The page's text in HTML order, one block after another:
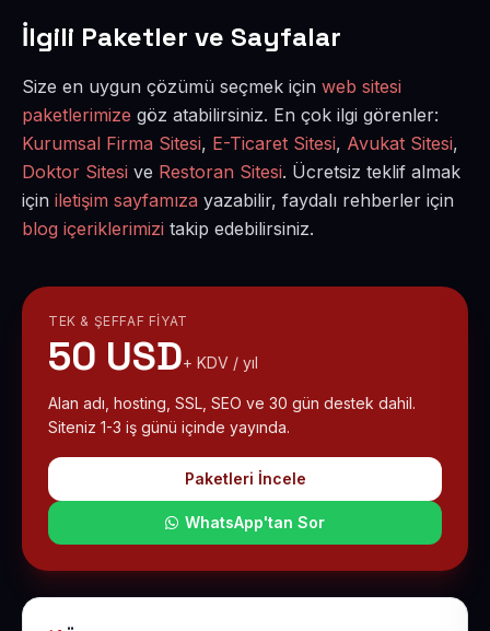
İlgili Paketler ve Sayfalar
Size en uygun çözümü seçmek için web sitesi
paketlerimize göz atabilirsiniz. En çok ilgi görenler:
Kurumsal Firma Sitesi, E-Ticaret Sitesi, Avukat Sitesi,
Doktor Sitesi ve Restoran Sitesi. Ücretsiz teklif almak
için iletişim sayfamıza yazabilir, faydalı rehberler için
blog içeriklerimizi takip edebilirsiniz.
TEK & ŞEFFAF FIYAT
50 USD+ KDV / yıl
Alan adı, hosting, SSL, SEO ve 30 gün destek dahil.
Siteniz 1-3 iş günü içinde yayında.
Paketleri İncele
WhatsApp'tan Sor